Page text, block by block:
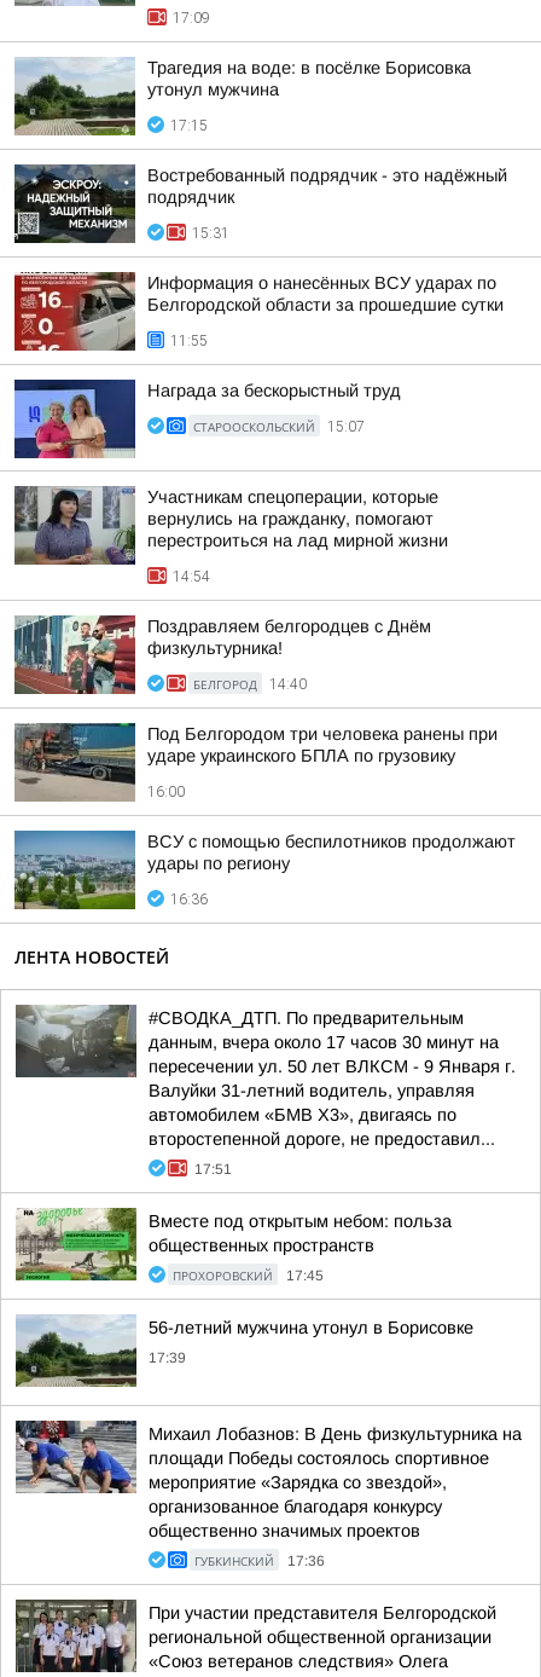
17:09
Трагедия на воде: в посёлке Борисовка
утонул мужчина
17:15
Востребованный подрядчик - это надёжный
подрядчик
15:31
Информация о нанесённых ВСУ ударах по
Белгородской области за прошедшие сутки
11:55
Награда за бескорыстный труд
СТАРООСКОЛЬСКИЙ 15:07
Участникам спецоперации, которые
вернулись на гражданку, помогают
перестроиться на лад мирной жизни
14:54
Поздравляем белгородцев с Днём
физкультурника!
БЕЛГОРОД 14:40
Под Белгородом три человека ранены при
ударе украинского БПЛА по грузовику
16:00
ВСУ с помощью беспилотников продолжают
удары по региону
16:36
ЛЕНТА НОВОСТЕЙ
#СВОДКА_ДТП. По предварительным
данным, вчера около 17 часов 30 минут на
пересечении ул. 50 лет ВЛКСМ - 9 Января г.
Валуйки 31-летний водитель, управляя
автомобилем «БМВ Х3», двигаясь по
второстепенной дороге, не предоставил...
17:51
Вместе под открытым небом: польза
общественных пространств
ПРОХОРОВСКИЙ 17:45
56-летний мужчина утонул в Борисовке
17:39
Михаил Лобазнов: В День физкультурника на
площади Победы состоялось спортивное
мероприятие «Зарядка со звездой»,
организованное благодаря конкурсу
общественно значимых проектов
ГУБКИНСКИЙ 17:36
При участии представителя Белгородской
региональной общественной организации
«Союз ветеранов следствия» Олега